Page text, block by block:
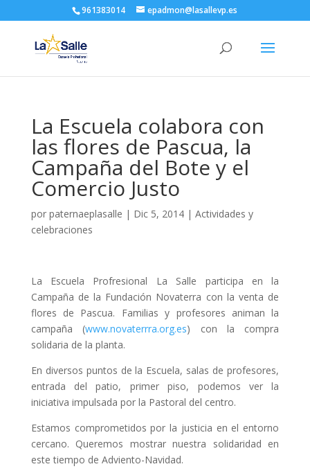
961383014 epadmon@lasallevp.es
La Escuela colabora con
las flores de Pascua, la
Campaña del Bote y el
Comercio Justo
por paternaeplasalle | Dic 5, 2014| Actividades y
celebraciones
La Escuela Profresional La Salle participa en la
Campaña de la Fundación Novaterra con la venta de
flores de Pascua. Familias y profesores animan la
campaña (www.novaterrra.org.es) con la compra
solidaria de la planta.
En diversos puntos de la Escuela, salas de profesores,
entrada del patio, primer piso, podemos ver la
iniciativa impulsada por la Pastoral del centro.
Estamos comprometidos por la justicia en el entorno
cercano. Queremos mostrar nuestra solidaridad en
este tiempo de Adviento-Navidad.